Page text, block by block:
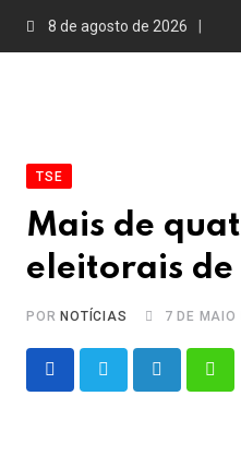
8 de agosto de 2026
TSE
Mais de
eleitorais de
PORNOTÍCIAS 7 DE MAIO
LinkedIn